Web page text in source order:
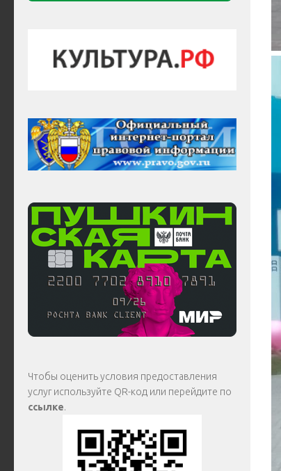
Чтобы оценить условия предоставления
услуг используйте QR-код или перейдите по
ссылке.